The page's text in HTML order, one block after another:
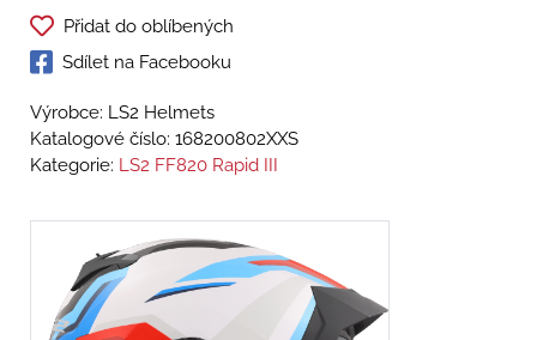
Přidat do oblíbených
Sdílet na Facebooku
Výrobce: LS2 Helmets
Katalogové číslo: 168200802XXS
Kategorie: LS2 FF820 Rapid III